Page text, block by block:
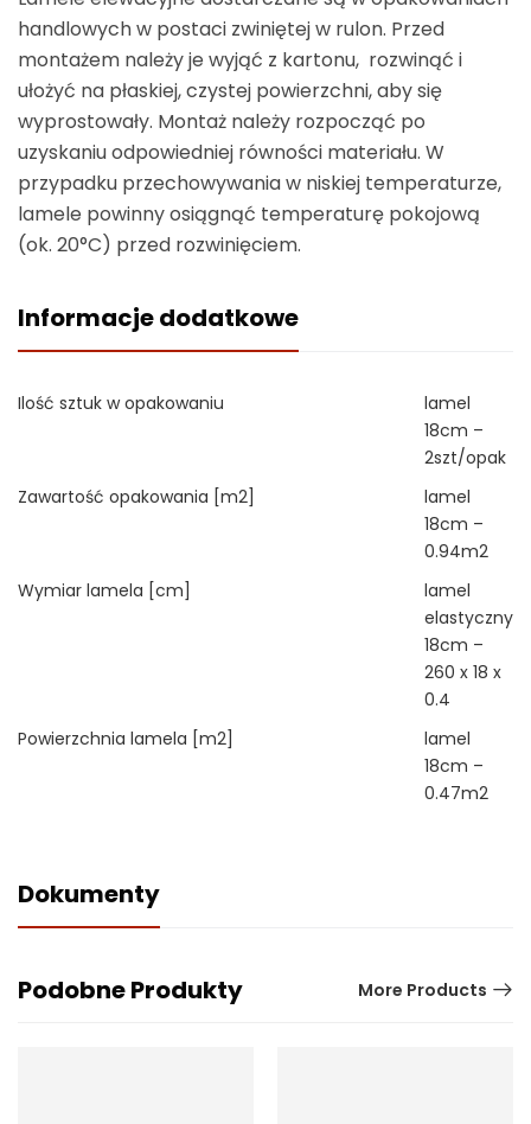
handlowych w postaci zwiniętej w rulon. Przed
montażem należy je wyjąć z kartonu, rozwinąć i
ułożyć na płaskiej, czystej powierzchni, aby się
wyprostowały. Montaż należy rozpocząć po
uzyskaniu odpowiedniej równości materiału. W
przypadku przechowywania w niskiej temperaturze,
lamele powinny osiągnąć temperaturę pokojową
(ok. 20°C) przed rozwinięciem.
Informacje dodatkowe
Ilość sztuk w opakowaniu
lamel
18cm –
2szt/opak
Zawartość opakowania [m2]
lamel
18cm –
0.94m2
Wymiar lamela [cm]
lamel
elastyczny
18cm –
260 x 18 x
0.4
Powierzchnia lamela [m2]
lamel
18cm –
0.47m2
Dokumenty
Podobne Produkty More Products